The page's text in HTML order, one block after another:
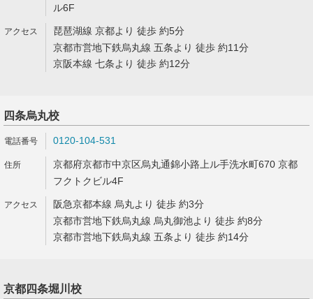
ル6F
琵琶湖線 京都より 徒歩 約5分
京都市営地下鉄烏丸線 五条より 徒歩 約11分
京阪本線 七条より 徒歩 約12分
四条烏丸校
0120-104-531
京都府京都市中京区烏丸通錦小路上ル手洗水町670 京都
フクトクビル4F
阪急京都本線 烏丸より 徒歩 約3分
京都市営地下鉄烏丸線 烏丸御池より 徒歩 約8分
京都市営地下鉄烏丸線 五条より 徒歩 約14分
京都四条堀川校